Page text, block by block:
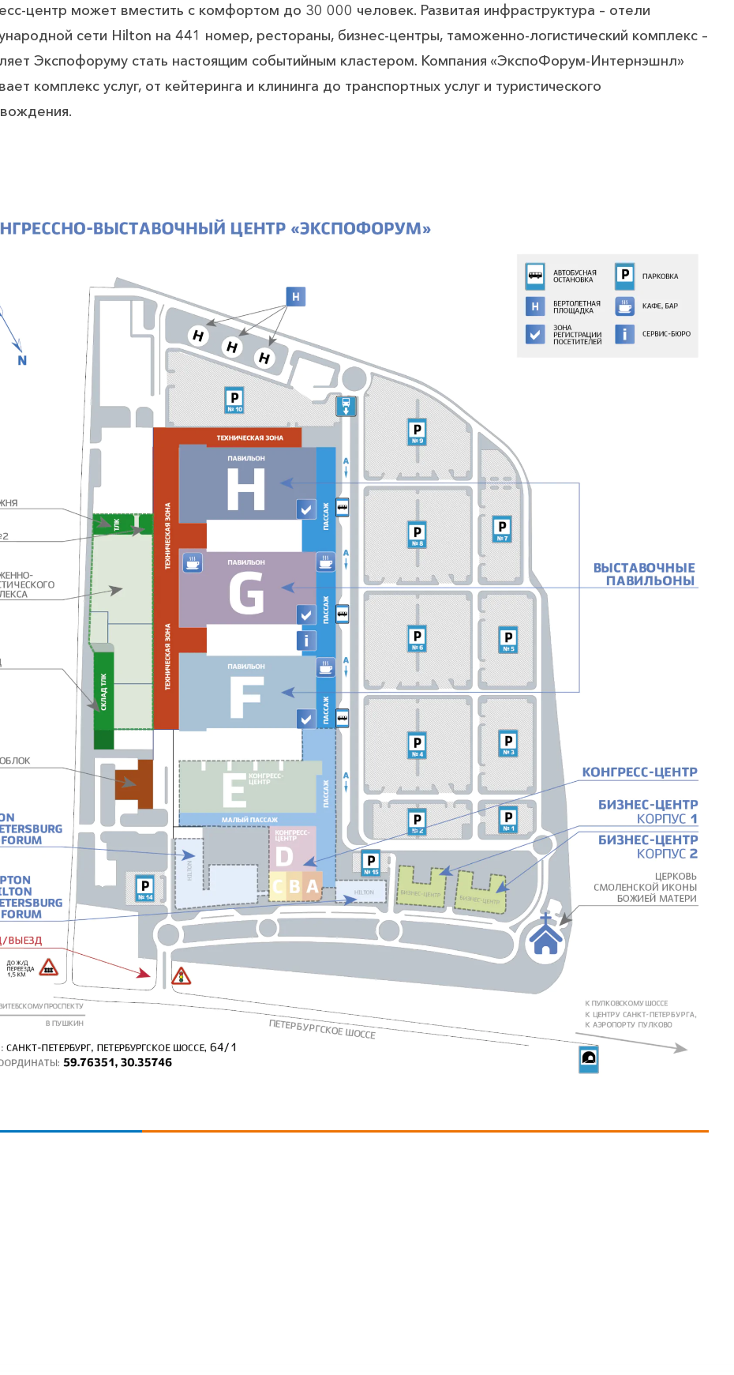
центр может вместить с комфортом до 30 000 человек. Развитая инфраструктура – отели
сети Hilton на 441 номер, рестораны, бизнес-центры, таможенно-логистический комплекс –
Экспофоруму стать настоящим событийным кластером. Компания «ЭкспоФорум-Интернэшнл»
комплекс услуг, от кейтеринга и клининга до транспортных услуг и туристического